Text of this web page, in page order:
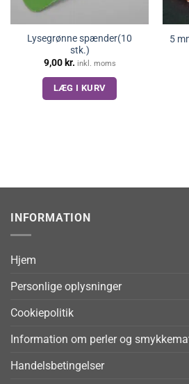
Lysegrønne spænder(10
stk.)
9,00 kr. inkl. moms
LÆG I KURV
5
INFORMATION
Hjem
Personlige oplysninger
Cookiepolitik
Information om perler og
Handelsbetingelser